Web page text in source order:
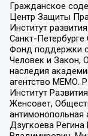
Гражданское
Центр Защиты
Институт
Санкт-
Фонд поддержки
Человек и Закон,
наследия
агентство МЕМО.
Институт
Женсовет,
антимонопольная
Дзугкоева